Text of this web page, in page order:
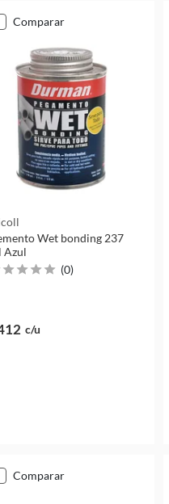
comparar
Wet bonding 237
Azul
(0)
c/u
comparar